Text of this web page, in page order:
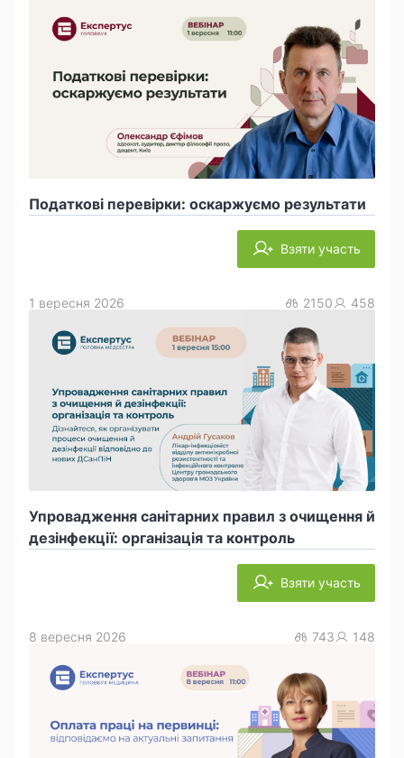
Податкові перевірки: оскаржуємо результати
Взяти участь
Упровадження санітарних правил з очищення й
дезінфекції: організація та контроль
1 вересня 2026 2150 458
Взяти участь
8 вересня 2026 743 148